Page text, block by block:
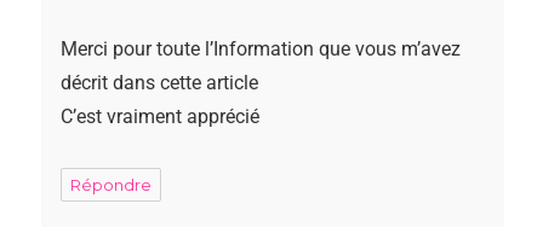
Merci pour toute l’Information que vous m’avez
décrit dans cette article
C’est vraiment apprécié
Répondre